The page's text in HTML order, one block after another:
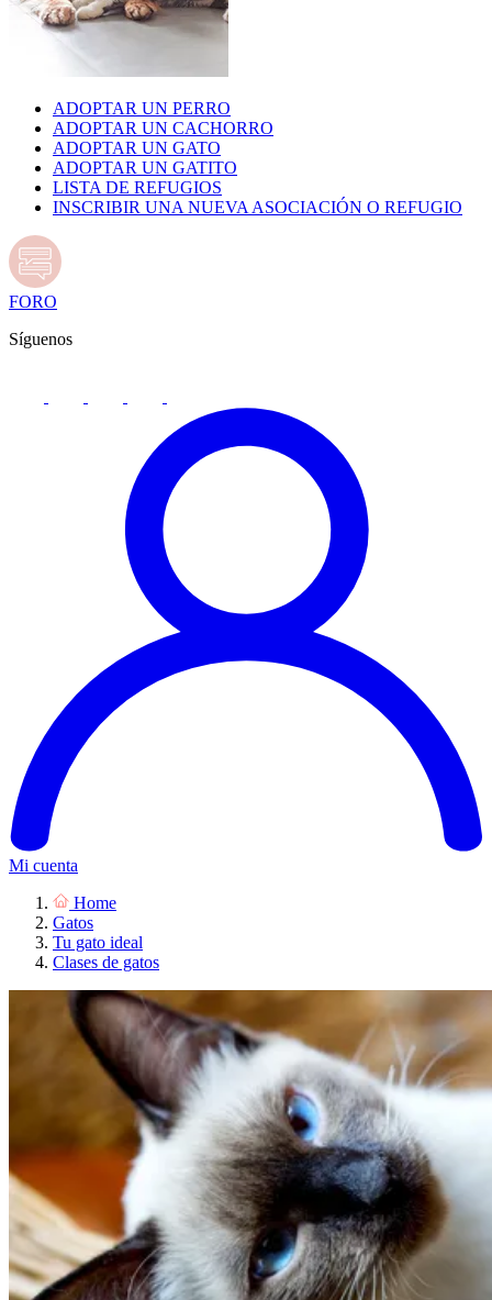
ADOPTAR UN PERRO
ADOPTAR UN CACHORRO
ADOPTAR UN GATO
ADOPTAR UN GATITO
LISTA DE REFUGIOS
INSCRIBIR UNA NUEVA ASOCIACIÓN O REFUGIO
FORO
Síguenos
Mi cuenta
Home
Gatos
Tu gato ideal
Clases de gatos